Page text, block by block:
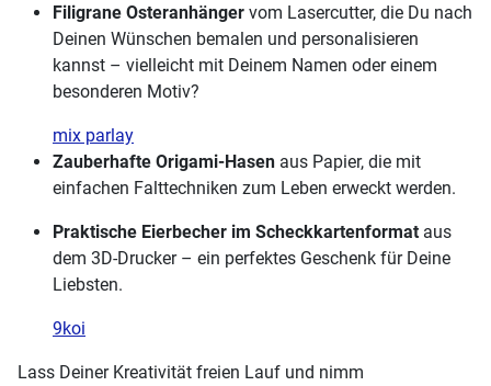
Filigrane Osteranhänger vom Lasercutter, die Du nach
Deinen Wünschen bemalen und personalisieren
kannst – vielleicht mit Deinem Namen oder einem
besonderen Motiv?
mix parlay
Zauberhafte Origami-Hasen aus Papier, die mit
einfachen Falttechniken zum Leben erweckt werden.
Praktische Eierbecher im Scheckkartenformat aus
dem 3D-Drucker – ein perfektes Geschenk für Deine
Liebsten.
9koi
Lass Deiner Kreativität freien Lauf und nimm